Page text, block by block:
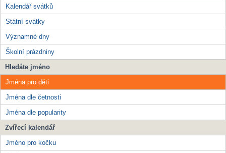
Kalendář svátků
Státní svátky
Významné dny
Školní prázdniny
Hledáte jméno
Jména pro děti
Jména dle četnosti
Jména dle popularity
Zvířecí kalendář
Jméno pro kočku